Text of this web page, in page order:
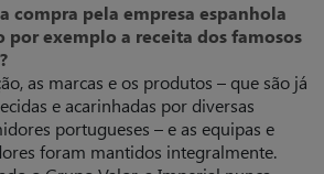
compra pela empresa espanhola
por exemplo a receita dos famosos
as marcas e os produtos – que são já
e acarinhadas por diversas
portugueses – e as equipas e
foram mantidos integralmente.